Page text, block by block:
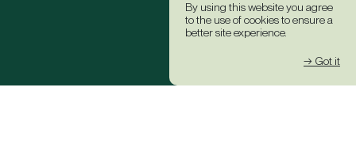
By using this website you agree
to the use of cookies to ensure a
better site experience.
→ Got it